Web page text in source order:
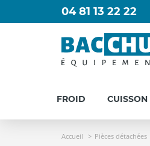
04 81 13 22 22
FROID CUISSON
Accueil Pièces détachées